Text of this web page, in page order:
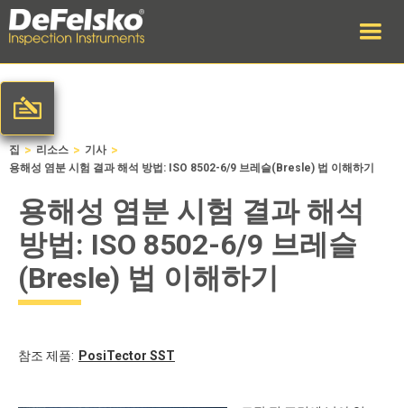
집 > 리소스 > 기사 >
용해성 염분 시험 결과 해석 방법: ISO 8502-6/9 브레슬(Bresle) 법 이해하기
용해성 염분 시험 결과 해석
방법: ISO 8502-6/9 브레슬
(Bresle) 법 이해하기
참조 제품: PosiTector SST